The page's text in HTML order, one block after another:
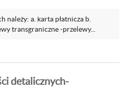
należy: a. karta płatnicza b.
transgraniczne -przelewy...
detalicznych-